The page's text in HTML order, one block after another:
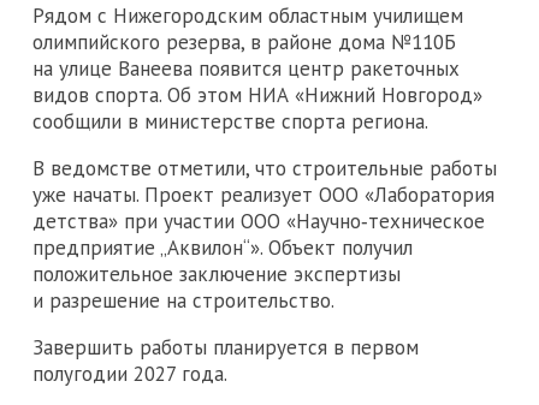
Рядом с Нижегородским областным училищем
олимпийского резерва, в районе дома №110Б
на улице Ванеева появится центр ракеточных
видов спорта. Об этом НИА «Нижний Новгород»
сообщили в министерстве спорта региона.
В ведомстве отметили, что строительные работы
уже начаты. Проект реализует ООО «Лаборатория
детства» при участии ООО «Научно‑техническое
предприятие „Аквилон“». Объект получил
положительное заключение экспертизы
и разрешение на строительство.
Завершить работы планируется в первом
полугодии 2027 года.